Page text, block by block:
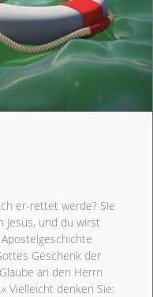
er-rettet werde? Sie
Jesus, und du wirst
Geschenk der
an den Herrn
Vielleicht denken Sie: